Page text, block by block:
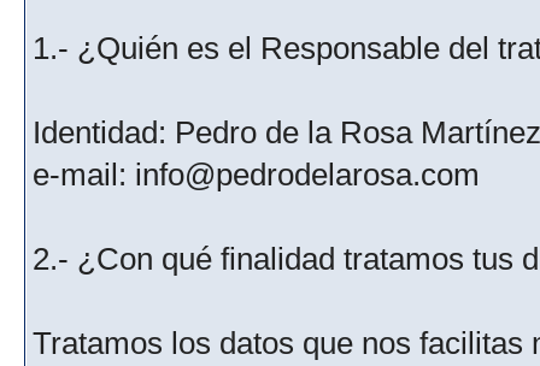
1.- ¿Quién es el Responsable del
Identidad: Pedro de la Rosa Martínez
e-mail: info@pedrodelarosa.com
2.- ¿Con qué finalidad tratamos tus
Tratamos los datos que nos